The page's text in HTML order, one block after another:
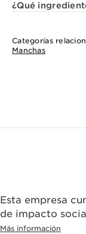
¿Qué
Categorías
Manchas
Esta empresa
de impacto
Más información